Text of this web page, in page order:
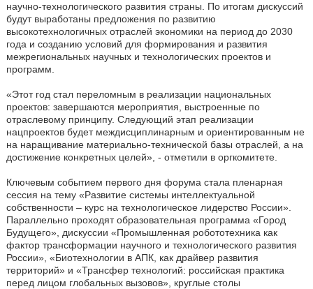
научно-технологического развития страны. По итогам дискуссий
будут выработаны предложения по развитию
высокотехнологичных отраслей экономики на период до 2030
года и созданию условий для формирования и развития
межрегиональных научных и технологических проектов и
программ.
«Этот год стал переломным в реализации национальных
проектов: завершаются мероприятия, выстроенные по
отраслевому принципу. Следующий этап реализации
нацпроектов будет междисциплинарным и ориентированным не
на наращивание материально-технической базы отраслей, а на
достижение конкретных целей», - отметили в оргкомитете.
Ключевым событием первого дня форума стала пленарная
сессия на тему «Развитие системы интеллектуальной
собственности – курс на технологическое лидерство России».
Параллельно проходят образовательная программа «Город
Будущего», дискуссии «Промышленная робототехника как
фактор трансформации научного и технологического развития
России», «Биотехнологии в АПК, как драйвер развития
территорий» и «Трансфер технологий: российская практика
перед лицом глобальных вызовов», круглые столы